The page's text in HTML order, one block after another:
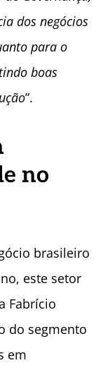
dos negócios
para o
boas
”.
no
brasileiro
este setor
Fabrício
do segmento
em